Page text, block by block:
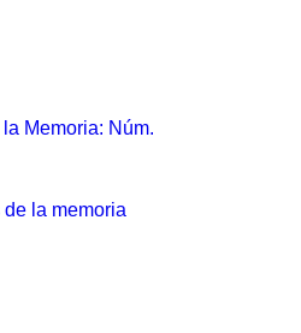
Memoria: Núm.
la memoria